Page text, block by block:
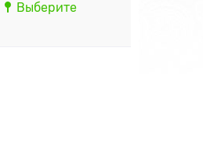
Выберите